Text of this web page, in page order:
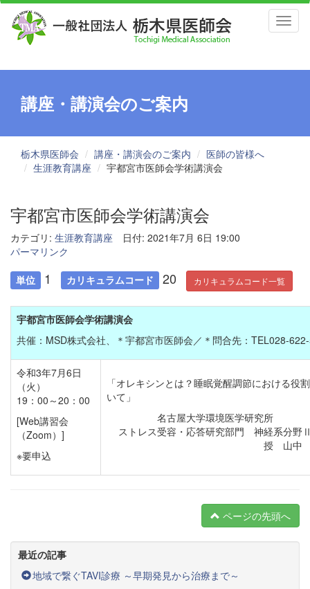
講座・講演会のご案内
栃木県医師会 講座・講演会のご案内
医師の皆様へ
生涯教育講座
宇都宮市医師会学術講演会
宇都宮市医師会学術講演会
カテゴリ: 生涯教育講座
日付: 2021年7月 6日 19:00
パーマリンク
単位 1 カリキュラムコード 20 カリキュラムコード一覧
宇都宮市医師会学術講演会
共催：MSD株式会社、＊宇都宮市医師会／＊問合先：TEL028-
令和3年7月6日
（火）
19：00～20：00
[Web講習会
（Zoom）]
※要申込
「オレキシンとは？睡眠覚醒調節における役
いて」
名古屋大学環境医学研
ストレス受容・応答研究部門 神経系分
授 山中
ページの先頭へ
最近の記事
地域で繋ぐTAVI診療 ～早期発見から治療まで～